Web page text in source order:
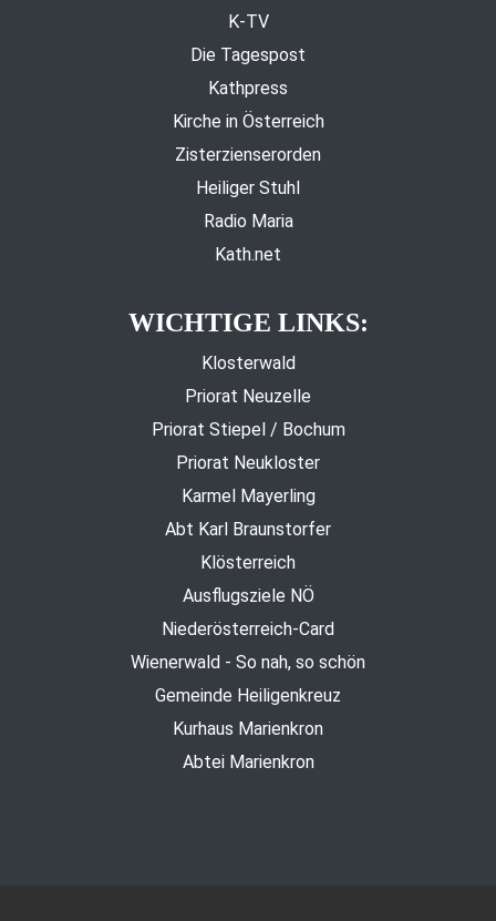
K-TV
Die Tagespost
Kathpress
Kirche in Österreich
Zisterzienserorden
Heiliger Stuhl
Radio Maria
Kath.net
WICHTIGE LINKS:
Klosterwald
Priorat Neuzelle
Priorat Stiepel / Bochum
Priorat Neukloster
Karmel Mayerling
Abt Karl Braunstorfer
Klösterreich
Ausflugsziele NÖ
Niederösterreich-Card
Wienerwald - So nah, so schön
Gemeinde Heiligenkreuz
Kurhaus Marienkron
Abtei Marienkron